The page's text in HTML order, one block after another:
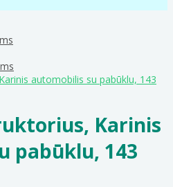
automobilis su pabūklu, 143
Karinis
pabūklu, 143